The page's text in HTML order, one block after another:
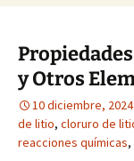
y Otros
10 diciembre, 2024
de litio, cloruro de
reacciones químicas,